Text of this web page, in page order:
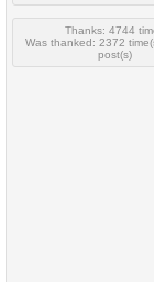
Thanks: 4744
Was thanked: 2372
post(s)